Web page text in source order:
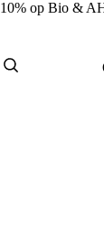
10% op Bio &